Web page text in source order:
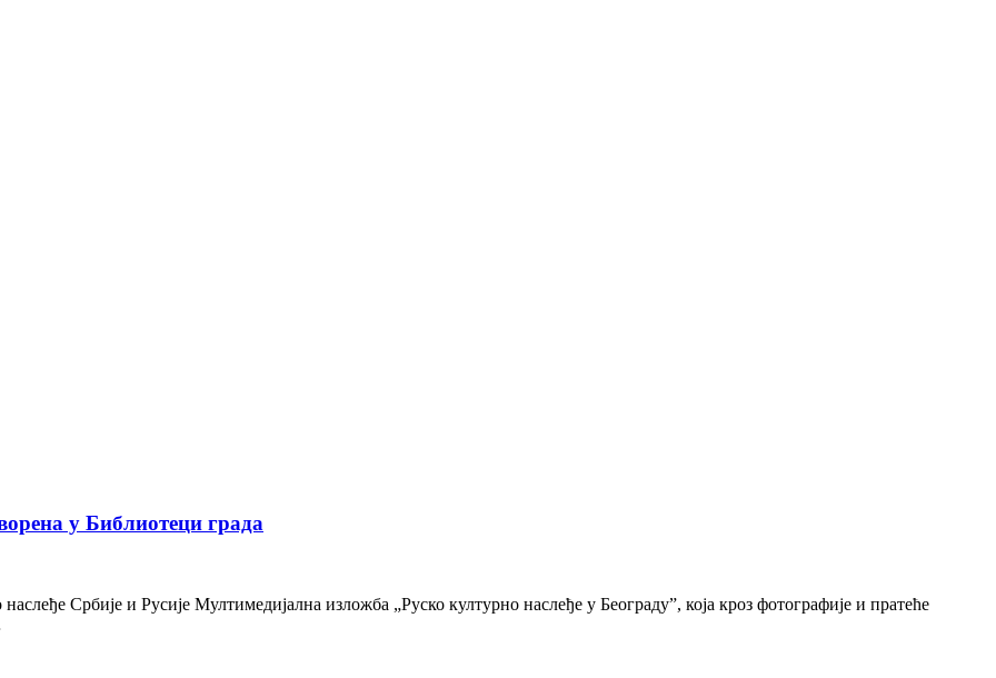
у Библиотеци града
Србије и Русије Мултимедијална изложба „Руско културно наслеђе у Београду”, која кроз фотографије и пратеће